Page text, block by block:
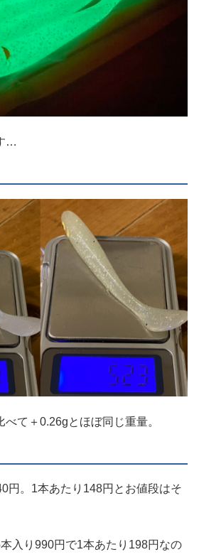
…
て＋0.26gとほぼ同じ重量。
円。1本あたり148円とお値段はそ
入り990円で1本あたり198円なの